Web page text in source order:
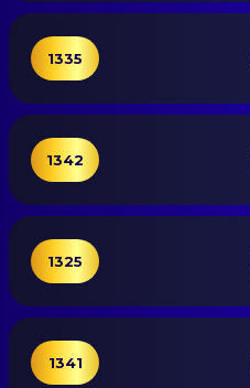
1335
1342
1325
1341